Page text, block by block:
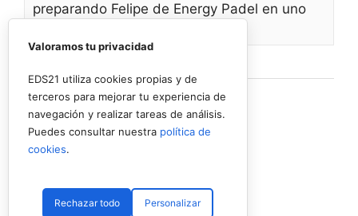
preparando Felipe de Energy Padel en uno
Valoramos tu privacidad
EDS21 utiliza cookies propias y de
terceros para mejorar tu experiencia de
navegación y realizar tareas de análisis.
Puedes consultar nuestra política de
cookies.
Rechazar todo Personalizar